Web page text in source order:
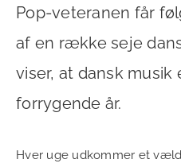
Pop-veteranen får
af en række seje
viser, at dansk musik
forrygende år.
Hver uge udkommer et